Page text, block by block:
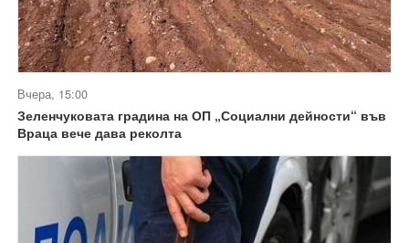
Вчера, 15:00
Зеленчуковата градина на ОП „Социални дейности“ във
Враца вече дава реколта